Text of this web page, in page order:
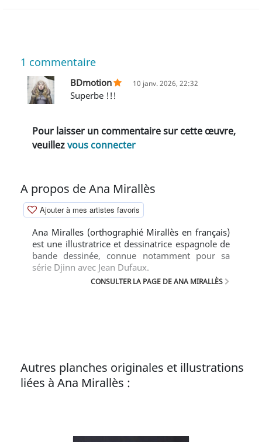
1 commentaire
BDmotion 10 janv. 2026, 22:32
Superbe !!!
Pour laisser un commentaire sur cette œuvre,
veuillezvous connecter
A propos de Ana Mirallès
Ajouter à mes artistes favoris
Ana Miralles (orthographié Mirallès en français)
est une illustratrice et dessinatrice espagnole de
bande dessinée, connue notamment pour sa
série Djinn avec Jean Dufaux.
CONSULTER LA PAGE DE ANA MIRALLÈS
Autres planches originales et illustrations
liées à Ana Mirallès :